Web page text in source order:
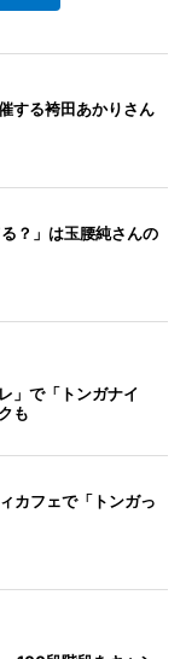
する袴田あかりさん
？」は玉腰純さんの
」で「トンガナイ
も
カフェで「トンガっ